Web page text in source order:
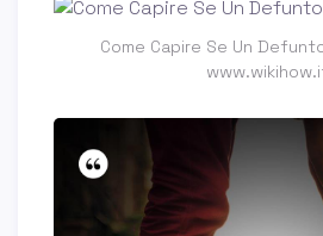
Come Capire Se Un